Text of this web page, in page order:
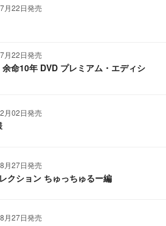
月22日発売
月22日発売
余命10年 DVD プレミアム・エディシ
月02日発売
月27日発売
クション ちゅっちゅるー編
月27日発売